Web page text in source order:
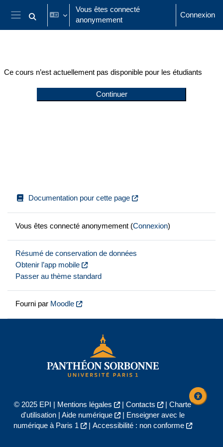
Passer au contenu principal
Panneau latéral
Activer/désactiver la saisie de recherche
Vous êtes connecté
anonymement
Connexion
Ce cours n’est actuellement pas disponible pour les étudiants
Continuer
Documentation pour cette page
Vous êtes connecté anonymement (Connexion)
Résumé de conservation de données
Obtenir l’app mobile
Passer au thème standard
Fourni par Moodle
© 2025 EPI | Mentions légales | Contacts | Charte
d'utilisation| Aide numérique |
Enseigner avec le
numérique à Paris 1
| Accessibilité : non conforme